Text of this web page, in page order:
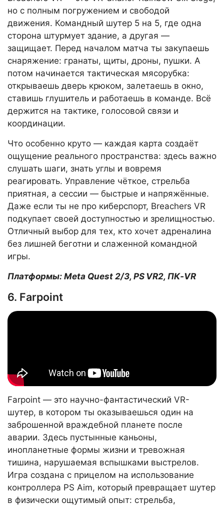
но с полным погружением и свободой
движения. Командный шутер 5 на 5, где одна
сторона штурмует здание, а другая —
защищает. Перед началом матча ты закупаешь
снаряжение: гранаты, щиты, дроны, пушки. А
потом начинается тактическая мясорубка:
открываешь дверь крюком, залетаешь в окно,
ставишь глушитель и работаешь в команде. Всё
держится на тактике, голосовой связи и
координации.
Что особенно круто — каждая карта создаёт
ощущение реального пространства: здесь важно
слушать шаги, знать углы и вовремя
реагировать. Управление чёткое, стрельба
приятная, а сессии — быстрые и напряжённые.
Даже если ты не про киберспорт, Breachers VR
подкупает своей доступностью и зрелищностью.
Отличный выбор для тех, кто хочет адреналина
без лишней беготни и слаженной командной
игры.
Платформы: Meta Quest 2/3, PS VR2, ПК‑VR
6. Farpoint
Farpoint — это научно-фантастический VR-
шутер, в котором ты оказываешься один на
заброшенной враждебной планете после
аварии. Здесь пустынные каньоны,
инопланетные формы жизни и тревожная
тишина, нарушаемая вспышками выстрелов.
Игра создана с прицелом на использование
контроллера PS Aim, который превращает шутер
в физически ощутимый опыт: стрельба,